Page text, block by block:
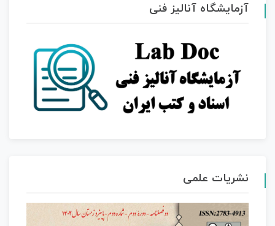
آزمایشگاه آنالیز فنی
نشریات علمی